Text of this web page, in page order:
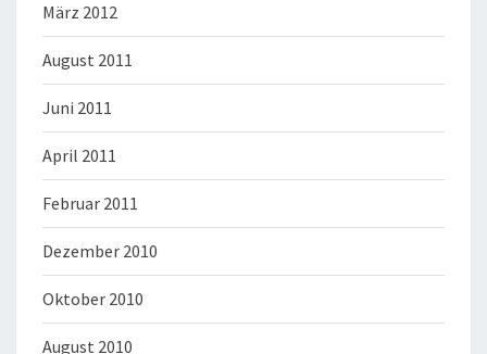
März 2012
August 2011
Juni 2011
April 2011
Februar 2011
Dezember 2010
Oktober 2010
August 2010